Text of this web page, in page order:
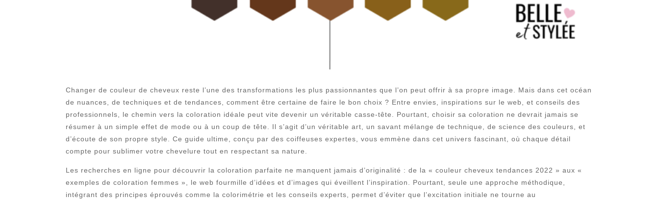
Changer de couleur de cheveux reste l’une des transformations les plus passionnantes que l’on peut offrir à sa propre image. Mais dans cet océan
de nuances, de techniques et de tendances, comment être certaine de faire le bon choix ? Entre envies, inspirations sur le web, et conseils des
professionnels, le chemin vers la coloration idéale peut vite devenir un véritable casse-tête. Pourtant, choisir sa coloration ne devrait jamais se
résumer à un simple effet de mode ou à un coup de tête. Il s’agit d’un véritable art, un savant mélange de technique, de science des couleurs, et
d’écoute de son propre style. Ce guide ultime, conçu par des coiffeuses expertes, vous emmène dans cet univers fascinant, où chaque détail
compte pour sublimer votre chevelure tout en respectant sa nature.
Les recherches en ligne pour découvrir la coloration parfaite ne manquent jamais d’originalité : de la « couleur cheveux tendances 2022 » aux «
exemples de coloration femmes », le web fourmille d’idées et d’images qui éveillent l’inspiration. Pourtant, seule une approche méthodique,
intégrant des principes éprouvés comme la colorimétrie et les conseils experts, permet d’éviter que l’excitation initiale ne tourne au